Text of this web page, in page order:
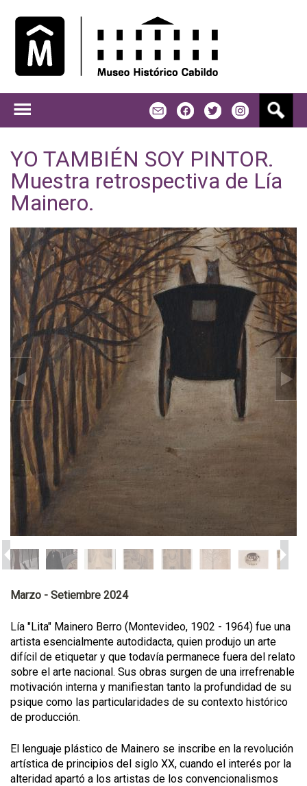
YO TAMBIÉN SOY PINTOR.
Muestra retrospectiva de Lía
Mainero.
Marzo - Setiembre 2024
Lía "Lita" Mainero Berro (Montevideo, 1902 - 1964) fue una
artista esencialmente autodidacta, quien produjo un arte
difícil de etiquetar y que todavía permanece fuera del relato
sobre el arte nacional. Sus obras surgen de una irrefrenable
motivación interna y manifiestan tanto la profundidad de su
psique como las particularidades de su contexto histórico
de producción.
El lenguaje plástico de Mainero se inscribe en la revolución
artística de principios del siglo XX, cuando el interés por la
alteridad apartó a los artistas de los convencionalismos
s
a